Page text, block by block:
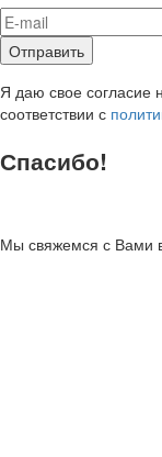
Я даю свое согласие
соответствии с
Спасибо!
Мы свяжемся с Вами